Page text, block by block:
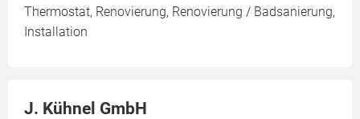
Thermostat, Renovierung, Renovierung / Badsanierung,
Installation
J. Kühnel GmbH